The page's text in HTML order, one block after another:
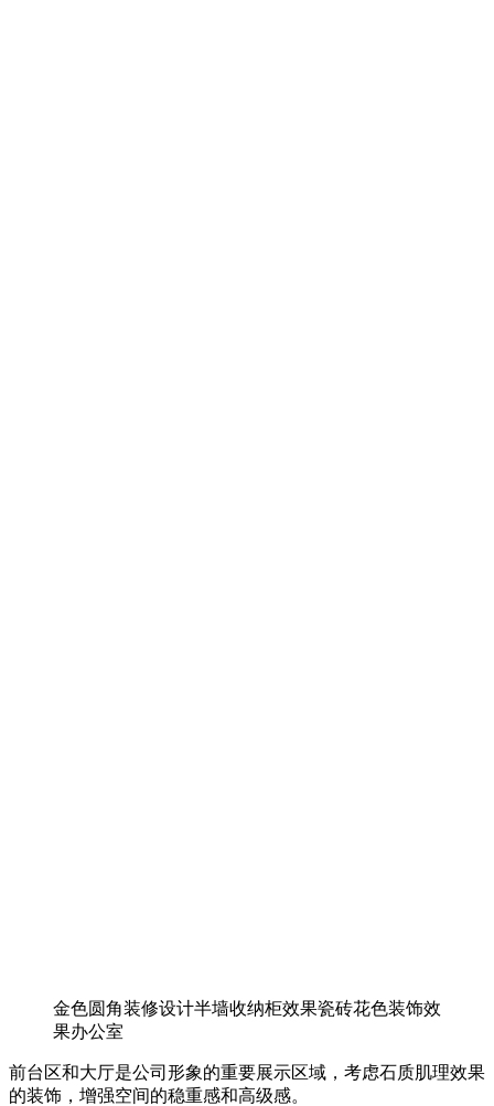
金色圆角装修设计半墙收纳柜效果瓷砖花色装饰效
果办公室
前台区和大厅是公司形象的重要展示区域，考虑石质肌理效果
的装饰，增强空间的稳重感和高级感。